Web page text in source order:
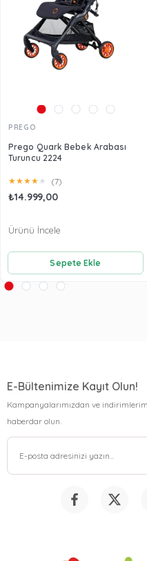
PREGO
Prego Quark Bebek Arabası
Turuncu 2224
★★★★ ★ (7)
₺14.999,00
Sepete Ekle
Ürünü İncele
E-Bültenimize Kayıt Olun!
Kampanyalarımızdan ve
haberdar olun.